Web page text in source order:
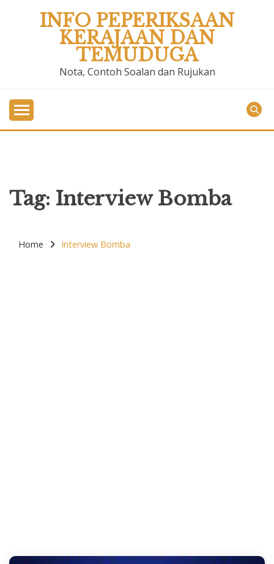
INFO PEPERIKSAAN
KERAJAAN DAN
TEMUDUGA
Nota, Contoh Soalan dan Rujukan
Tag: Interview Bomba
Home Interview Bomba